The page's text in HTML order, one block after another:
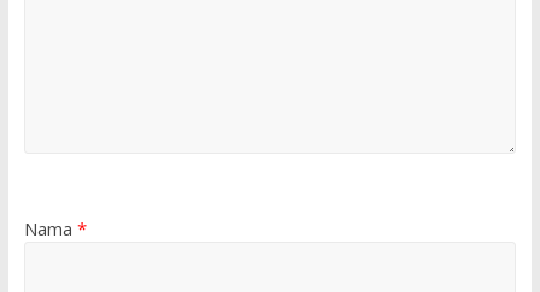
Nama *